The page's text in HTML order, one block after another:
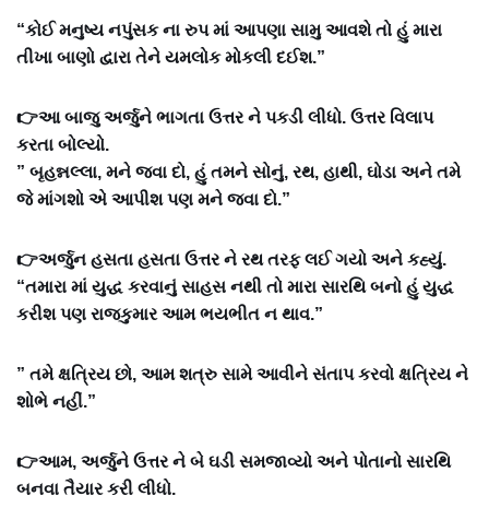
“કોઈ મનુષ્ય નપુંસક ના રુપ માં આપણા સામુ આવશે તો હું મારા
તીખા બાણો દ્વારા તેને યમલોક મોકલી દઈશ.”
👉આ બાજુ અર્જુને ભાગતા ઉત્તર ને પકડી લીધો. ઉત્તર વિલાપ
કરતા બોલ્યો.
” બૃહન્નલ્લા, મને જવા દો, હું તમને સોનું, રથ, હાથી, ઘોડા અને તમે
જે માંગશો એ આપીશ પણ મને જવા દો.”
👉અર્જુન હસતા હસતા ઉત્તર ને રથ તરફ લઈ ગયો અને કહ્યું.
“તમારા માં યુદ્ધ કરવાનું સાહસ નથી તો મારા સારથિ બનો હું યુદ્ધ
કરીશ પણ રાજકુમાર આમ ભયભીત ન થાવ.”
” તમે ક્ષત્રિય છો, આમ શત્રુ સામે આવીને સંતાપ કરવો ક્ષત્રિય ને
શોભે નહીં.”
👉આમ, અર્જુને ઉત્તર ને બે ઘડી સમજાવ્યો અને પોતાનો સારથિ
બનવા તૈયાર કરી લીધો.